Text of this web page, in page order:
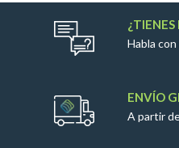
¿TIENES
Habla
ENVÍO
A partir